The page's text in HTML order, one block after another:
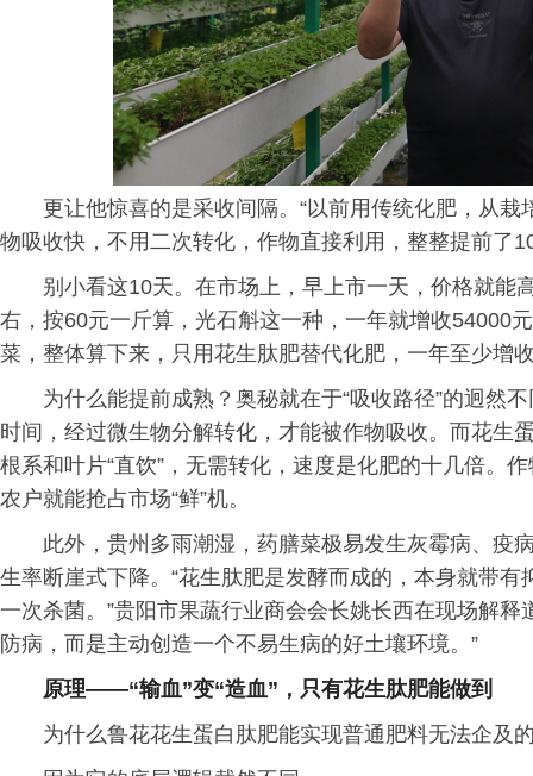
更让他惊喜的是采收间隔。“以前用传统化肥，从
物吸收快，不用二次转化，作物直接利用，整整提前了
别小看这10天。在市场上，早上市一天，价格就能
右，按60元一斤算，光石斛这一种，一年就增收54000
菜，整体算下来，只用花生肽肥替代化肥，一年至少增
为什么能提前成熟？奥秘就在于“吸收路径”的迥然
时间，经过微生物分解转化，才能被作物吸收。而花生
根系和叶片“直饮”，无需转化，速度是化肥的十几倍。
农户就能抢占市场“鲜”机。
此外，贵州多雨潮湿，药膳菜极易发生灰霉病、疫
生率断崖式下降。“花生肽肥是发酵而成的，本身就带
一次杀菌。”贵阳市果蔬行业商会会长姚长西在现场解
防病，而是主动创造一个不易生病的好土壤环境。”
原理——“输血”变“造血”，只有花生肽肥能做到
为什么鲁花花生蛋白肽肥能实现普通肥料无法企及